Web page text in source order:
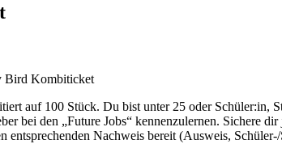
Bird Kombiticket
auf 100 Stück. Du bist unter 25 oder Schüler:in,
bei den „Future Jobs“ kennenzulernen. Sichere
entsprechenden Nachweis bereit (Ausweis,